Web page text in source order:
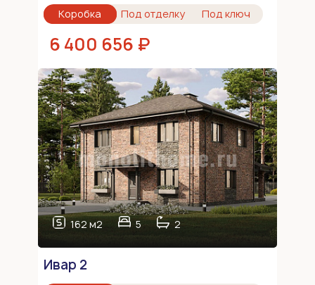
Коробка Под отделку Под ключ
6 400 656 ₽
162 м2 5 2
Ивар 2